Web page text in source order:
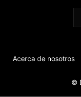
Acerca de nosotros
©